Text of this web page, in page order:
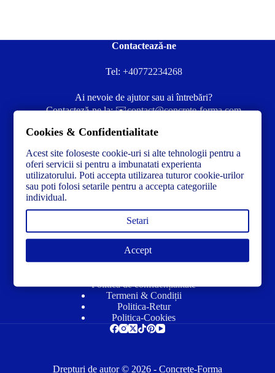
Contactează-ne
Tel: +40772234268
Ai nevoie de ajutor sau ai întrebări?
Contacteză-ne la:✉️contact@concrete-forma.com
Link-uri utile
Politică de confidențialitate
Termeni & Condiții
Politica-Retur
Politica-Cookies
Drepturi de autor © 2026 - Concrete-Forma
Cookies & Confidentialitate
Acest site foloseste cookie-uri si alte tehnologii pentru a
oferi servicii si pentru a imbunatati experienta
utilizatorului. Poti accepta utilizarea tuturor cookie-urilor
sau poti folosi setarile pentru a accepta categoriile
individual.
Setari
Accept